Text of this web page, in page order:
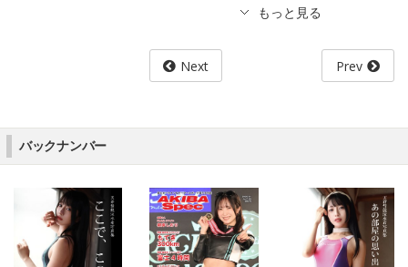
Next Prev
バックナンバー